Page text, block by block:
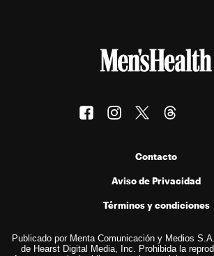
Contacto
Aviso de Privacidad
Términos y condiciones
Publicado por Menta Comunicación y Medios
de Hearst Digital Media, Inc. Prohibida la